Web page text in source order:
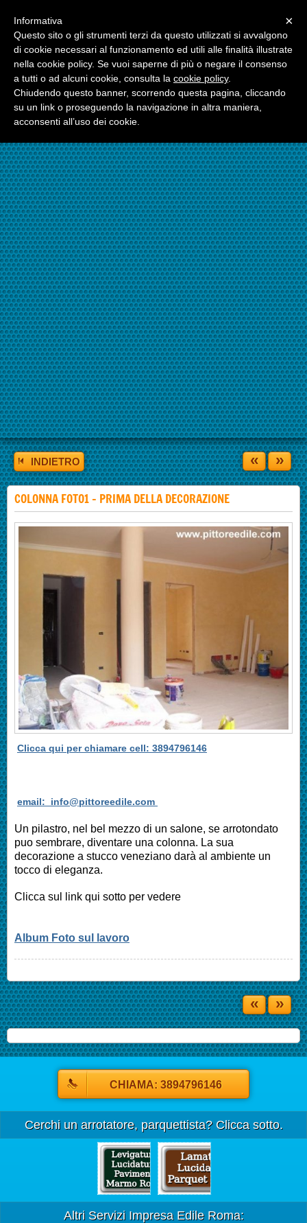
☎324.7403485
INDIETRO « »
COLONNA FOTO1 - PRIMA DELLA DECORAZIONE
Clicca qui per chiamare cell: 3894796146
email: info@pittoreedile.com
Un pilastro, nel bel mezzo di un salone, se arrotondato
puo sembrare, diventare una colonna. La sua
decorazione a stucco veneziano darà al ambiente un
tocco di eleganza.
Clicca sul link qui sotto per vedere
Album Foto sul lavoro
« »
CHIAMA: 3894796146
Cerchi un arrotatore, parquettista? Clicca sotto.
Altri Servizi Impresa Edile Roma:
×
Informativa
Questo sito o gli strumenti terzi da questo utilizzati si avvalgono
di cookie necessari al funzionamento ed utili alle finalità illustrate
nella cookie policy. Se vuoi saperne di più o negare il consenso
a tutti o ad alcuni cookie, consulta la cookie policy.
Chiudendo questo banner, scorrendo questa pagina, cliccando
su un link o proseguendo la navigazione in altra maniera,
acconsenti all’uso dei cookie.